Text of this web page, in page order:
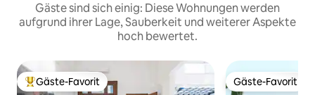
Gäste sind sich einig: Diese Wohnungen werden
aufgrund ihrer Lage, Sauberkeit und weiterer Aspekte
hoch bewertet.
Beliebter Gäste-Favorit.
Gäste-Favorit Gäste-Favorit
Gäste-Favorit